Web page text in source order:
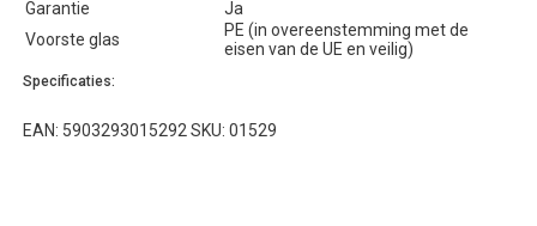
Garantie
Ja
Voorste glas
PE (in overeenstemming met de
eisen van de UE en veilig)
Specificaties:
EAN: 5903293015292 SKU: 01529